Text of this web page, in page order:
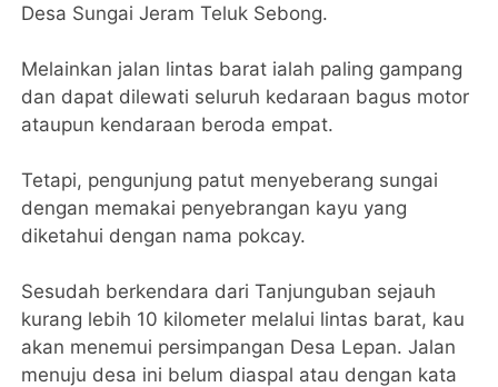
Desa Sungai Jeram Teluk Sebong.
Melainkan jalan lintas barat ialah paling gampang
dan dapat dilewati seluruh kedaraan bagus motor
ataupun kendaraan beroda empat.
Tetapi, pengunjung patut menyeberang sungai
dengan memakai penyebrangan kayu yang
diketahui dengan nama pokcay.
Sesudah berkendara dari Tanjunguban sejauh
kurang lebih 10 kilometer melalui lintas barat, kau
akan menemui persimpangan Desa Lepan. Jalan
menuju desa ini belum diaspal atau dengan kata